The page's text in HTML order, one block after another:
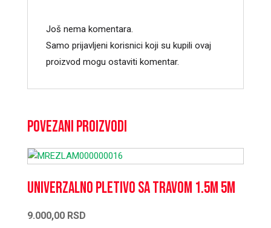
Još nema komentara.
Samo prijavljeni korisnici koji su kupili ovaj
proizvod mogu ostaviti komentar.
Povezani proizvodi
Univerzalno pletivo sa travom 1.5m 5m
9.000,00 RSD